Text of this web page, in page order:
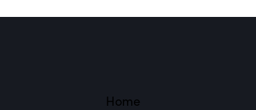
Home